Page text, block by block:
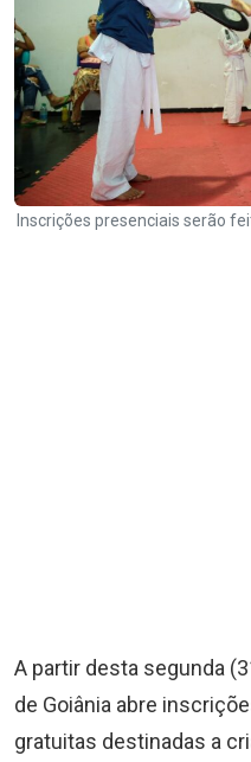
Inscrições presenciais serão
A partir desta segunda
de Goiânia abre
gratuitas destinadas a